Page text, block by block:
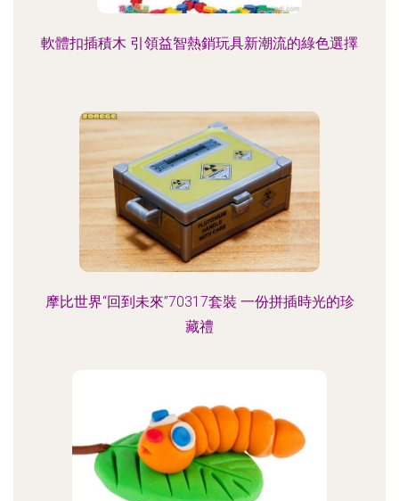
軟體扣插積木 引領益智熱銷玩具新潮流的綠色選擇
摩比世界“回到未來”70317套裝 一份拼插時光的珍
藏禮